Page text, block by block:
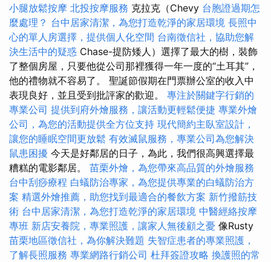
小腿放鬆按摩 北投按摩服務 克拉克（Chevy 台胞證過期怎
麼處理？ 台中居家清潔，為您打造乾淨的家居環境 長照中
心的單人房選擇，提供個人化空間 台南徵信社，協助您解
決生活中的疑惑 Chase-提防矮人）選擇了最大的樹，裝飾
了整個房屋，只要他從公司那裡獲得一年一度的“土耳其”，
他的禮物就不容易了。 聖誕節假期在門票辦公室的收入中
表現良好，並且受到批評家的歡迎。 專注於關鍵字行銷的
專業公司 提供到府外燴服務，讓活動更輕鬆便捷 專業外燴
公司，為您的活動提供全方位支持 現代簡約主臥室設計，
讓您的睡眠空間更放鬆 有效滅鼠服務，專業公司為您解決
鼠患困擾 今天是好鄰居的日子，為此，我們很高興選擇最
糟糕的電影鄰居。 苗栗外燴，為您帶來高品質的外燴服務
台中刮痧療程 白蟻防治專家，為您提供專業的白蟻防治方
案 精選外燴推薦，助您找到最適合的餐飲方案 新竹撥筋技
術 台中居家清潔，為您打造乾淨的家居環境 中醫經絡按摩
專班 新店安養院，專業照護，讓家人無後顧之憂 像Rusty
苗栗地區徵信社，為你解決難題 失智症患者的專業照護，
了解長照服務 專業網路行銷公司 杜拜簽證攻略 換護照的常